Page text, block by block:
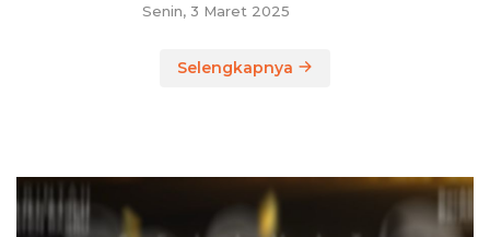
Senin, 3 Maret 2025
Selengkapnya